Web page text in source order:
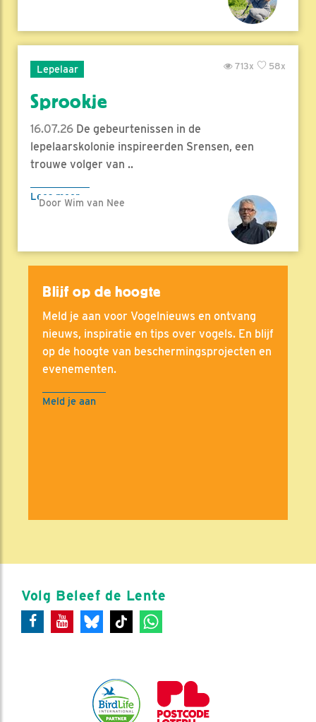
Lepelaar 58x
713x
Sprookje
16.07.26 De gebeurtenissen in de
lepelaarskolonie inspireerden Srensen, een
trouwe volger van ..
Lees meer
Door Wim van Nee
Blijf op de hoogte
Meld je aan voor Vogelnieuws en ontvang
nieuws, inspiratie en tips over vogels. En blijf
op de hoogte van beschermingsprojecten en
evenementen.
Meld je aan
Volg Beleef de Lente